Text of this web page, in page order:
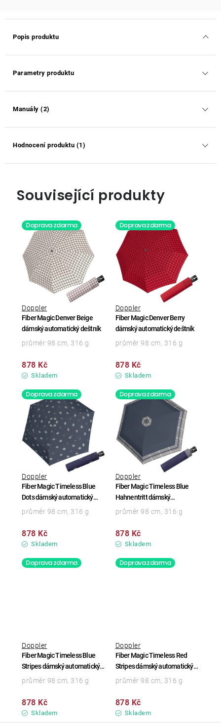
Popis produktu
Parametry produktu
Manuály (2)
Hodnocení produktu (1)
Související produkty
Doprava zdarma
Fiber Magic Denver Beige
dámský automatický deštník
Doppler
Skladem
878 Kč
průměr 98 cm, 316 g
Doprava zdarma
Fiber Magic Denver Berry
dámský automatický deštník
Doppler
Skladem
878 Kč
průměr 98 cm, 316 g
Doprava zdarma
Fiber Magic Timeless Blue
Dots dámský automatický
deštník
Doppler
Skladem
878 Kč
průměr 98 cm, 316 g
Doprava zdarma
Fiber Magic Timeless Blue
Hahnentritt dámský
automatický deštník
Doppler
Skladem
878 Kč
průměr 98 cm, 316 g
Doprava zdarma
Fiber Magic Timeless Blue
Stripes dámský automatický
deštník
Doppler
Skladem
878 Kč
průměr 98 cm, 316 g
Doprava zdarma
Fiber Magic Timeless Red
Stripes dámský automatický
deštník
Doppler
Skladem
878 Kč
průměr 98 cm, 316 g